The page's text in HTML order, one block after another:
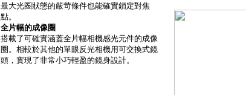
最大光圈狀態的嚴苛條件也能確實鎖定對焦
點。
全片幅的成像圈
搭載了可確實涵蓋全片幅相機感光元件的成像
圈。相較於其他的單眼反光相機用可交換式鏡
頭，實現了非常小巧輕盈的鏡身設計。